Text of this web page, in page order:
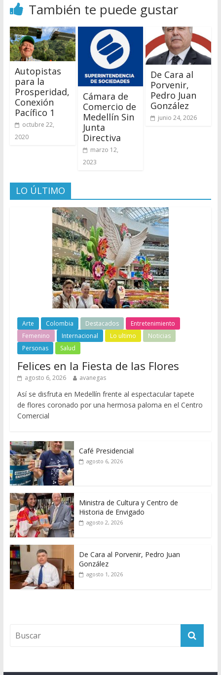
También te puede gustar
Autopistas
para la
Prosperidad,
Conexión
Pacífico 1
octubre 22,
2020
Cámara de
Comercio de
Medellín Sin
Junta
Directiva
marzo 12,
2023
De Cara al
Porvenir,
Pedro Juan
González
junio 24, 2026
LO ÚLTIMO
Arte Colombia Destacados
Entretenimiento
Femenino
Internacional Lo ultimo
Noticias
Personas
Salud
Felices en la Fiesta de las Flores
agosto 6, 2026 avanegas
Así se disfruta en Medellín frente al espectacular tapete
de flores coronado por una hermosa paloma en el Centro
Comercial
Café Presidencial
agosto 6, 2026
Ministra de Cultura y Centro de
Historia de Envigado
agosto 2, 2026
De Cara al Porvenir, Pedro Juan
González
agosto 1, 2026